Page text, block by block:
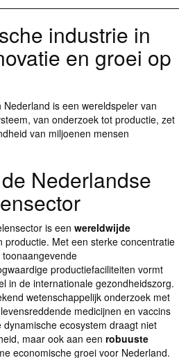
industrie in
en groei op
is een wereldspeler van
van onderzoek tot productie, zet
van miljoenen mensen
Nederlandse
is een wereldwijde
Met een sterke concentratie
productiefaciliteiten vormt
in de internationale gezondheidszorg.
wetenschappelijk onderzoek met
medicijnen en vaccins
ecosystem draagt niet
maar ook aan een robuuste
economische groei voor Nederland.